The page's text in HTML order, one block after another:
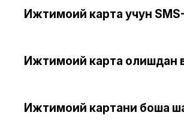
Ижтимоий карта учун
Ижтимоий карта олишдан
Ижтимоий картани бошқа